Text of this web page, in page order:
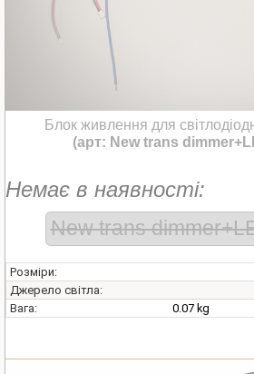
Блок живлення для
(арт: New trans
Немає в наявності:
New trans
Розміри:
Джерело світла:
Вага:
0.07 kg